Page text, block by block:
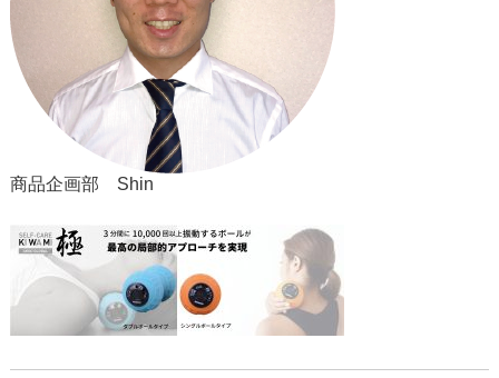
商品企画部 Shin